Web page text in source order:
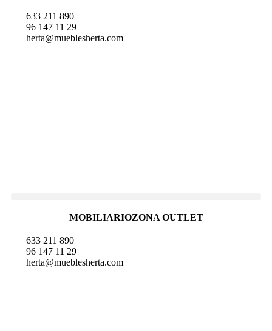
633 211 890
96 147 11 29
herta@mueblesherta.com
MOBILIARIOZONA OUTLET
633 211 890
96 147 11 29
herta@mueblesherta.com